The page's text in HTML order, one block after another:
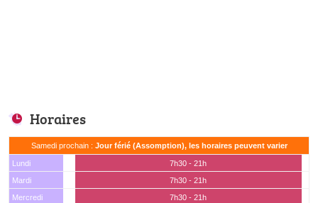
Horaires
Samedi prochain : Jour férié (Assomption), les horaires peuvent varier
Lundi
7h30 - 21h
Mardi
7h30 - 21h
Mercredi
7h30 - 21h